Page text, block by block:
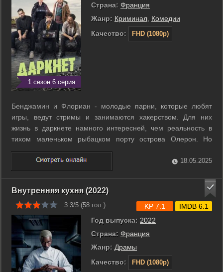
1 сезон 6 серия
Страна: Франция
Жанр: Криминал Комедии
Качество:
FHD (1080p)
Бенджамин и Флориан - молодые парни, которые любят
игры, ведут стримы и занимаются хакерством. Для них
жизнь в даркнете намного интересней, чем реальность в
тихом маленьком рыбацком порту острова Олерон. Но
спокойствие, царящее в Поне-сюр-Мер, вот-вот будет
нарушено: из Парижа прибыли албанские мафиози Алкан и
Веран, полные решимости вернуть свои ...
18.05.2025
Внутренняя кухня (2022)
3.3/5 (58 гол.)
Год выпуска: 2022
Страна: Франция
Жанр: Драмы
Качество:
FHD (1080p)
KP 7.1 IMDB 6.1